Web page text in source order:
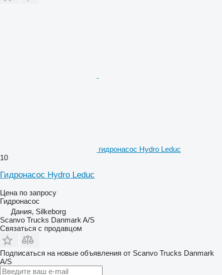
гидронасос Hydro Leduc
10
Гидронасос Hydro Leduc
Цена по запросу
Гидронасос
Дания, Silkeborg
Scanvo Trucks Danmark A/S
Связаться с продавцом
Подписаться на новые объявления от Scanvo Trucks Danmark
A/S